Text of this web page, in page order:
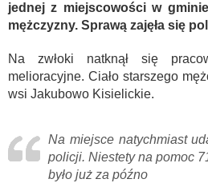
jednej z miejscowości w
mężczyzny. Sprawą zajęła się
Na zwłoki natknął się
melioracyjne. Ciało starszego
wsi Jakubowo Kisielickie.
Na miejsce natychmiast
policji. Niestety na pomoc
było już za późno